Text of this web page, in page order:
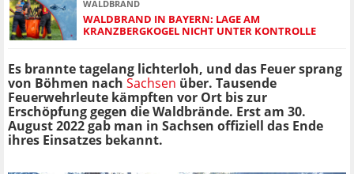
WALDBRAND
WALDBRAND IN BAYERN: LAGE AM
KRANZBERGKOGEL NICHT UNTER KONTROLLE
Es brannte tagelang lichterloh, und das Feuer sprang
von Böhmen nach Sachsen über. Tausende
Feuerwehrleute kämpften vor Ort bis zur
Erschöpfung gegen die Waldbrände. Erst am 30.
August 2022 gab man in Sachsen offiziell das Ende
ihres Einsatzes bekannt.